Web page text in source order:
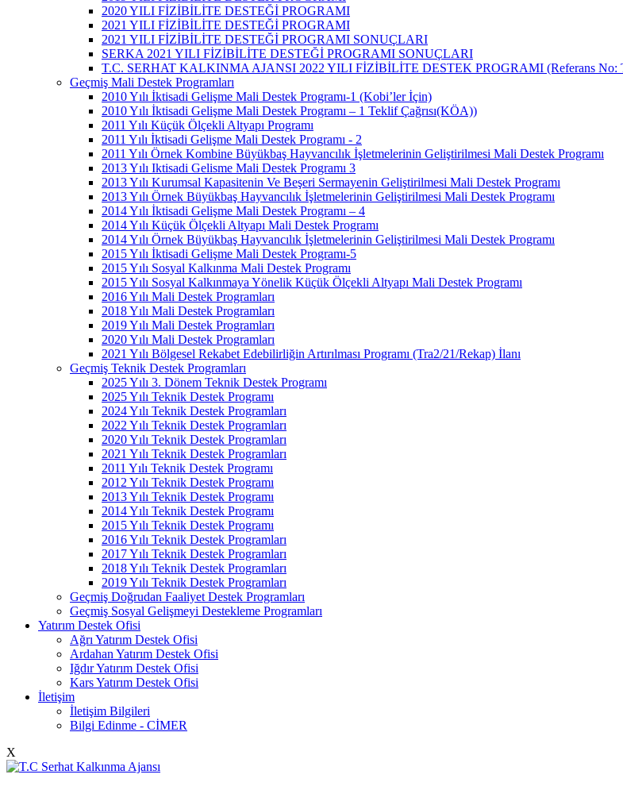
2020 YILI FİZİBİLİTE DESTEĞİ PROGRAMI
2021 YILI FİZİBİLİTE DESTEĞİ PROGRAMI
2021 YILI FİZİBİLİTE DESTEĞİ PROGRAMI SONUÇLARI
SERKA 2021 YILI FİZİBİLİTE DESTEĞİ PROGRAMI SONUÇLARI
T.C. SERHAT KALKINMA AJANSI 2022 YILI FİZİBİLİTE DESTEK PROGRAMI (Referans
Geçmiş Mali Destek Programları
2010 Yılı İktisadi Gelişme Mali Destek Programı-1 (Kobi’ler İçin)
2010 Yılı İktisadi Gelişme Mali Destek Programı – 1 Teklif Çağrısı(KÖA))
2011 Yılı Küçük Ölçekli Altyapı Programı
2011 Yılı İktisadi Gelişme Mali Destek Programı - 2
2011 Yılı Örnek Kombine Büyükbaş Hayvancılık İşletmelerinin Geliştirilmesi Mali Destek Programı
2013 Yılı Iktisadi Gelisme Mali Destek Programı 3
2013 Yılı Kurumsal Kapasitenin Ve Beşeri Sermayenin Geliştirilmesi Mali Destek Programı
2013 Yılı Örnek Büyükbaş Hayvancılık İşletmelerinin Geliştirilmesi Mali Destek Programı
2014 Yılı İktisadi Gelişme Mali Destek Programı – 4
2014 Yılı Küçük Ölçekli Altyapı Mali Destek Programı
2014 Yılı Örnek Büyükbaş Hayvancılık İşletmelerinin Geliştirilmesi Mali Destek Programı
2015 Yılı İktisadi Gelişme Mali Destek Programı-5
2015 Yılı Sosyal Kalkınma Mali Destek Programı
2015 Yılı Sosyal Kalkınmaya Yönelik Küçük Ölçekli Altyapı Mali Destek Programı
2016 Yılı Mali Destek Programları
2018 Yılı Mali Destek Programları
2019 Yılı Mali Destek Programları
2020 Yılı Mali Destek Programları
2021 Yılı Bölgesel Rekabet Edebilirliğin Artırılması Programı (Tra2/21/Rekap) İlanı
Geçmiş Teknik Destek Programları
2025 Yılı 3. Dönem Teknik Destek Programı
2025 Yılı Teknik Destek Programı
2024 Yılı Teknik Destek Programları
2022 Yılı Teknik Destek Programları
2020 Yılı Teknik Destek Programları
2021 Yılı Teknik Destek Programları
2011 Yılı Teknik Destek Programı
2012 Yılı Teknik Destek Programı
2013 Yılı Teknik Destek Programı
2014 Yılı Teknik Destek Programı
2015 Yılı Teknik Destek Programı
2016 Yılı Teknik Destek Programları
2017 Yılı Teknik Destek Programları
2018 Yılı Teknik Destek Programları
2019 Yılı Teknik Destek Programları
Geçmiş Doğrudan Faaliyet Destek Programları
Geçmiş Sosyal Gelişmeyi Destekleme Programları
Yatırım Destek Ofisi
Ağrı Yatırım Destek Ofisi
Ardahan Yatırım Destek Ofisi
Iğdır Yatırım Destek Ofisi
Kars Yatırım Destek Ofisi
İletişim
İletişim Bilgileri
Bilgi Edinme - CİMER
X